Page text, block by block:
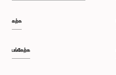
கற்க
பங்கேற்க